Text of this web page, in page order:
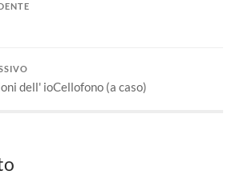
dell' ioCellofono (a caso)